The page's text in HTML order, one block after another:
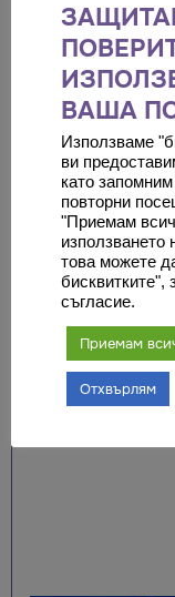
ВАША
Използваме
ви
като
повторни
"Приемам
това можете
бисквитките",
съгласие.
Приемам
Отхвърлям